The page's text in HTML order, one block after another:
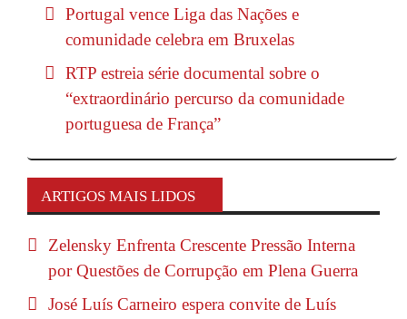
Portugal vence Liga das Nações e
comunidade celebra em Bruxelas
RTP estreia série documental sobre o
“extraordinário percurso da comunidade
portuguesa de França”
ARTIGOS MAIS LIDOS
Zelensky Enfrenta Crescente Pressão Interna
por Questões de Corrupção em Plena Guerra
José Luís Carneiro espera convite de Luís